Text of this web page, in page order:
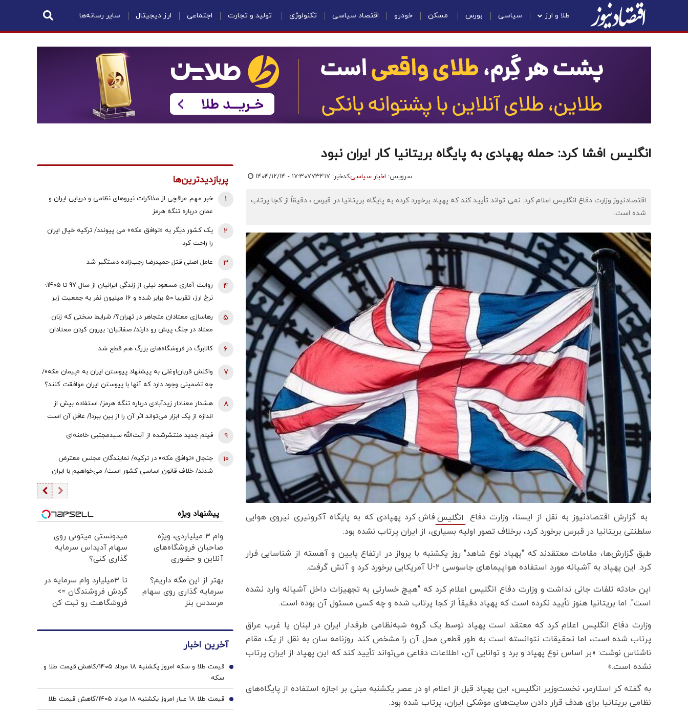
طلا و ارز سیاسی بورس مسکن خودرو اقتصاد سیاسی تکنولوژی تولید و تجارت اجتماعی ارز دیجیتال سایر رسانه‌ها
انگلیس افشا کرد: حمله پهپادی به پایگاه بریتانیا کار ایران نبود
سرویس: اخبار سیاسیکدخبر: ۷۷۳۴۱۷ ۱۴۰۴/۱۲/۱۴ - ۱۷:۳۰
اقتصادنیوز:وزارت دفاع انگلیس اعلام کرد: نمی تواند تأیید کند که پهپاد برخورد کرده به پایگاه بریتانیا در قبرس ، دقیقاً از کجا پرتاب
شده است.
به گزارش اقتصادنیوز به نقل از ایسنا، وزارت دفاع انگلیس فاش کرد پهپادی که به پایگاه آکروتیری نیروی هوایی
سلطنتی بریتانیا در قبرس برخورد کرد، برخلاف تصور اولیه بسیاری، از ایران پرتاب نشده بود.
طبق گزارش‌ها، مقامات معتقدند که "پهپاد نوع شاهد" روز یکشنبه با پرواز در ارتفاع پایین و آهسته از شناسایی فرار
کرد. این پهپاد به آشیانه مورد استفاده هواپیماهای جاسوسی U-۲ آمریکایی برخورد کرد و آتش گرفت.
این حادثه تلفات جانی نداشت و وزارت دفاع انگلیس اعلام کرد که "هیچ خسارتی به تجهیزات داخل آشیانه وارد نشده
است". اما بریتانیا هنوز تأیید نکرده است که پهپاد دقیقاً از کجا پرتاب شده و چه کسی مسئول آن بوده است.
وزارت دفاع انگلیس اعلام کرد که معتقد است پهپاد توسط یک گروه شبه‌نظامی طرفدار ایران در لبنان یا غرب عراق
پرتاب شده است، اما تحقیقات نتوانسته است به طور قطعی محل آن را مشخص کند. روزنامه سان به نقل از یک مقام
ناشناس نوشت: «بر اساس نوع پهپاد و برد و توانایی آن، اطلاعات دفاعی می‌تواند تأیید کند که این پهپاد از ایران پرتاب
نشده است.»
به گفته کر استارمر، نخست‌وزیر انگلیس، این پهپاد قبل از اعلام او در عصر یکشنبه مبنی بر اجازه استفاده از پایگاه‌های
نظامی بریتانیا برای هدف قرار دادن سایت‌های موشکی ایران، پرتاب شده بود.
پربازدیدترین‌ها
خبر مهم عراقچی از مذاکرات نیروهای نظامی و دریایی ایران و
عمان درباره تنگه هرمز
1
یک کشور دیگر به «توافق مکه» می پیوندد/ ترکیه خیال ایران
را راحت کرد
2
عامل اصلی قتل حمیدرضا رجب‌زاده دستگیر شد 3
روایت آماری مسعود نیلی از زندگی ایرانیان از سال 97 تا 1405؛
نرخ ارز، تقریبا ۵۰ برابر شده و ۱۶‌ میلیون نفر به جمعیت زیر
رویکرد ساخته می‌شود؛ حکمرانی عرصه جنگاوری است یا عرصه
فراهم‌آوری صلح؟
4
رهاسازی معتادان متجاهر در تهران؟/ شرایط سختی که زنان
معتاد در جنگ پیش رو دارند/ صفاتیان: بیرون کردن معتادان
متجاهر از مراکز فقط یک بهانه است
5
کالابرگ در فروشگاه‌های بزرگ هم قطع شد 6
واکنش قربان‌اوغلی به پیشنهاد پیوستن ایران به «پیمان مکه»/
چه تضمینی وجود دارد که آنها با پیوستن ایران موافقت کنند؟
7
هشدار معنادار زیدآبادی درباره تنگه هرمز/ استفاده بیش از
اندازه از یک ابزار می‌تواند اثر آن را از بین ببرد!/ عاقل آن است
8
فیلم جدید منتشرشده از آیت‌الله سیدمجتبی خامنه‌ای 9
جنجال «توافق مکه» در ترکیه/ نمایندگان مجلس معترض
شدند/ خلاف قانون اساسی کشور است/ می‌خواهیم با ایران
وارد جنگ شویم؟/ اردوغان این توافقنامه را با چه مجوزی امضا
10
پیشنهاد ویژه
وام ۳ میلیاردی، ویژه
صاحبان فروشگاه‌های
آنلاین و حضوری
میدونستی میتونی روی
سهام آدیداس سرمایه
گذاری کنی؟
بهتر از این مگه داریم؟
سرمایه گذاری روی سهام
مرسدس بنز
تا 3میلیارد وام سرمایه در
گردش فروشندگان =>
فروشگاهت رو ثبت کن
آخرین اخبار
قیمت طلا و سکه امروز یکشنبه ۱۸ مرداد ۱۴۰۵/کاهش قیمت طلا و
سکه
1
قیمت طلا ۱۸ عیار امروز یکشنبه ۱۸ مرداد ۱۴۰۵/کاهش قیمت طلا 2